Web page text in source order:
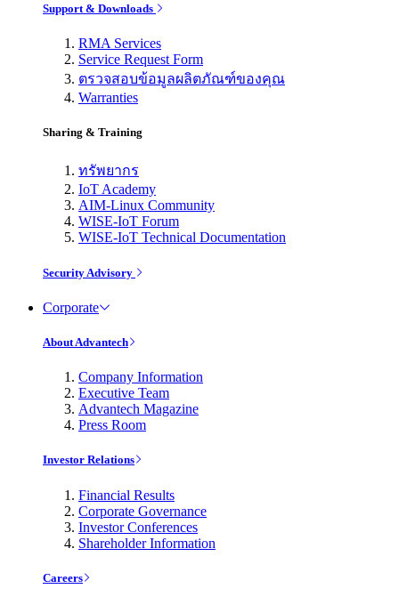
Support & Downloads
RMA Services
Service Request Form
ตรวจสอบข้อมูลผลิตภัณฑ์ของคุณ
Warranties
Sharing & Training
ทรัพยากร
IoT Academy
AIM-Linux Community
WISE-IoT Forum
WISE-IoT Technical Documentation
Security Advisory
Corporate
About Advantech
Company Information
Executive Team
Advantech Magazine
Press Room
Investor Relations
Financial Results
Corporate Governance
Investor Conferences
Shareholder Information
Careers